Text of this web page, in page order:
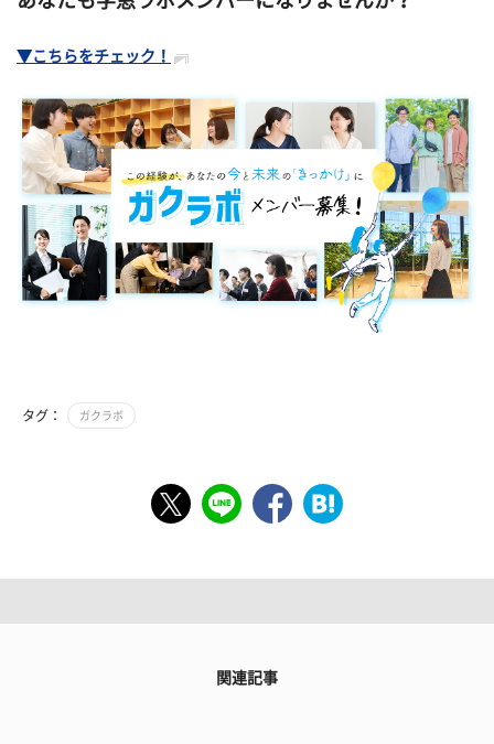
▼こちらをチェック！
タグ： ガクラボ
関連記事